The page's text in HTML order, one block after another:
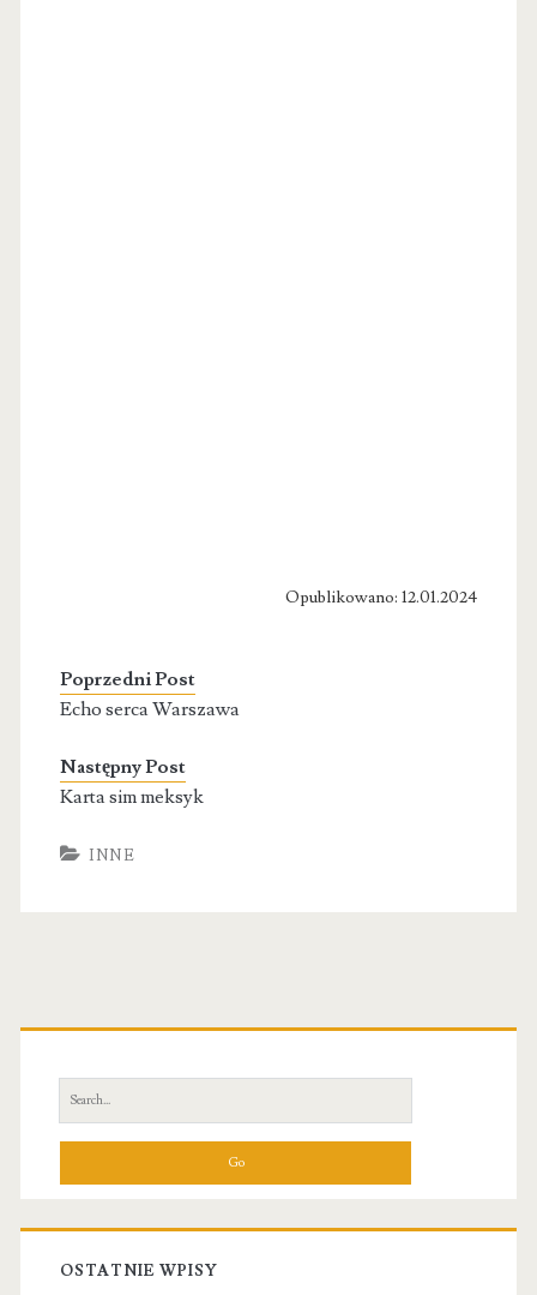
Opublikowano: 12.01.2024
Poprzedni Post
Echo serca Warszawa
Następny Post
Karta sim meksyk
INNE
Primary
Sidebar
Search
for:
OSTATNIE WPISY